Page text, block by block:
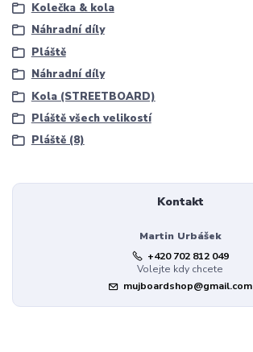
Kolečka & kola
Náhradní díly
Pláště
Náhradní díly
Kola (STREETBOARD)
Pláště všech velikostí
Pláště (8)
Kontakt
Martin Urbášek
+420 702 812 049
Volejte kdy chcete
mujboardshop@gmail.com